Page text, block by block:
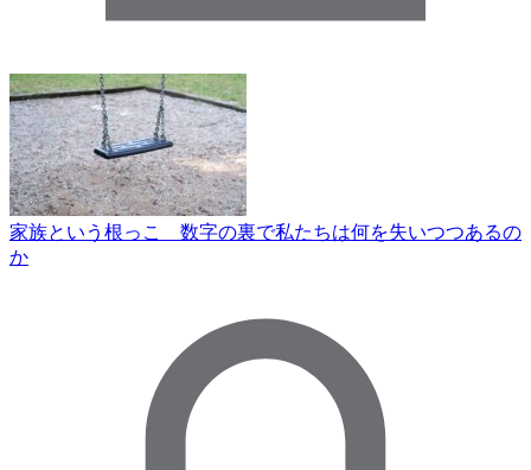
家族という根っこ 数字の裏で私たちは何を失いつつあるの
か